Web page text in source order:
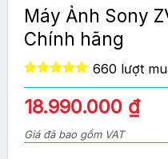
Máy Ảnh Sony
Chính hãng
5.00out of
5
660 lượt
18.990.000 ₫
Giá đã bao gồm VAT